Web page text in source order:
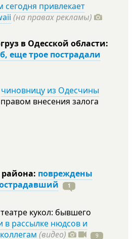
сегодня привлекает
(на правах рекламы)
в Одесской области:
еще трое пострадали
чиновницу из Одесчины
внесения залога
района: повреждены
1
кукол: бывшего
в рассылке нюдсов и
(видео) 9